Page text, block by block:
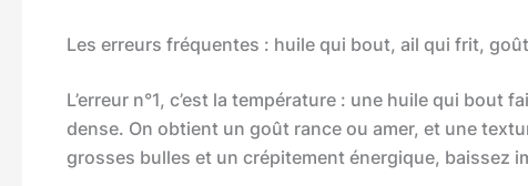
Les erreurs fréquentes : huile qui bout, ail qui frit,
L’erreur n°1, c’est la température : une huile qui bout
dense. On obtient un goût rance ou amer, et une
grosses bulles et un crépitement énergique, baissez